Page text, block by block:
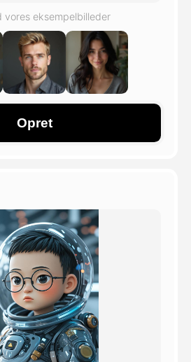
skabeloner
vores eksempelbilleder
Opret